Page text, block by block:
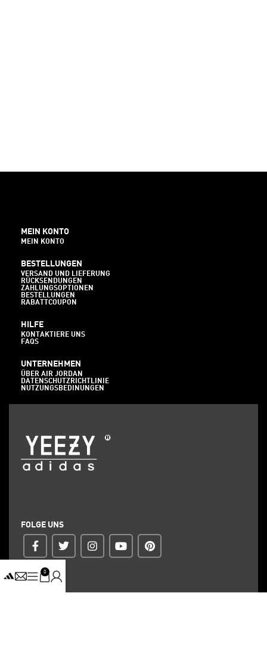
MEIN KONTO
MEIN KONTO
BESTELLUNGEN
VERSAND UND LIEFERUNG
RÜCKSENDUNGEN
ZAHLUNGSOPTIONEN
BESTELLUNGEN
RABATTCOUPON
HILFE
KONTAKTIERE UNS
FAQS
UNTERNEHMEN
ÜBER AIR JORDAN
DATENSCHUTZRICHTLINIE
NUTZUNGSBEDINUNGEN
FOLGE UNS
0